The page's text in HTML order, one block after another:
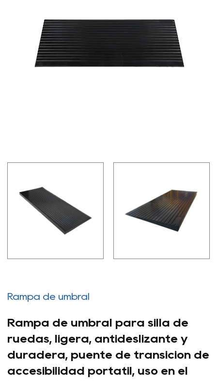
Rampa de umbral
Rampa de umbral para silla de
ruedas, ligera, antideslizante y
duradera, puente de transición de
accesibilidad portátil, uso en el